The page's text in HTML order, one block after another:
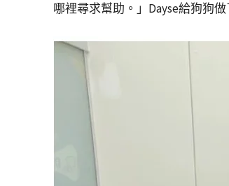
哪裡尋求幫助。」Dayse給狗狗